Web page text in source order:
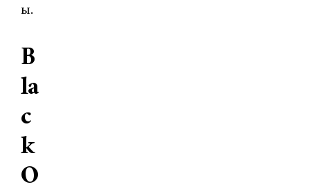
ы.
B
la
c
k
O